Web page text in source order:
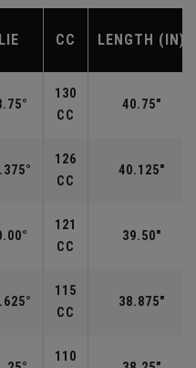
LIE CC LENGTH (IN)
130
CC
40.75"
126
CC
40.125"
121
CC
39.50"
115
CC
38.875"
110